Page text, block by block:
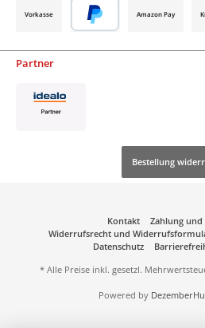
Vorkasse Amazon Pay
Partner
Bestellung
Kontakt
Zahlung und
Widerrufsrecht und
Datenschutz
* Alle Preise inkl. gesetzl.
Powered by